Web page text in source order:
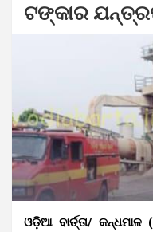
ଟଙ୍କାର
ଓଡ଼ିଆ ବାର୍ତ୍ତା/ କନ୍ଧମାଳ